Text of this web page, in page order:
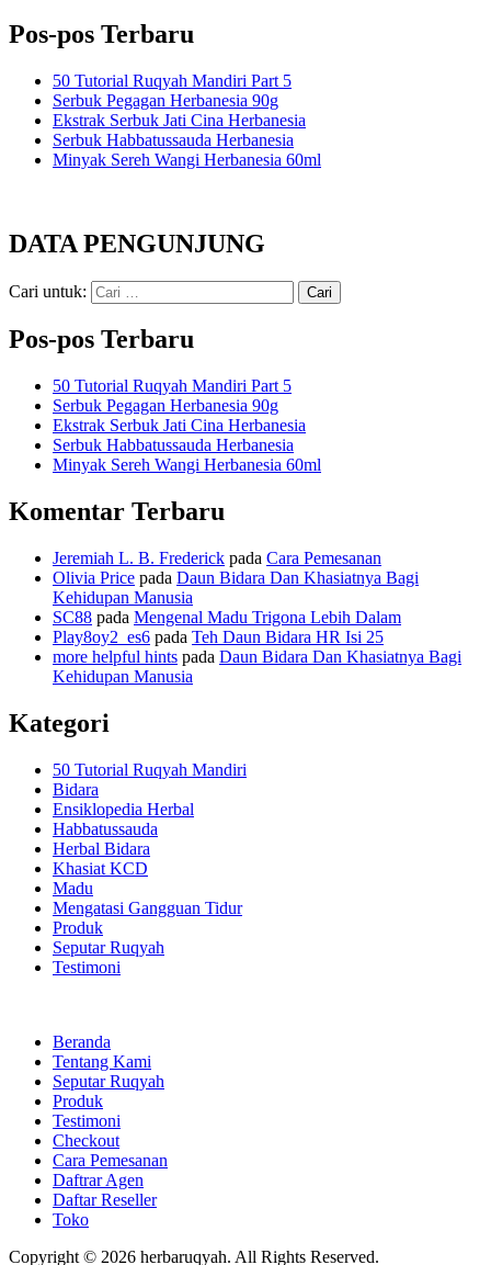
Pos-pos Terbaru
50 Tutorial Ruqyah Mandiri Part 5
Serbuk Pegagan Herbanesia 90g
Ekstrak Serbuk Jati Cina Herbanesia
Serbuk Habbatussauda Herbanesia
Minyak Sereh Wangi Herbanesia 60ml
DATA PENGUNJUNG
Cari untuk:
Pos-pos Terbaru
50 Tutorial Ruqyah Mandiri Part 5
Serbuk Pegagan Herbanesia 90g
Ekstrak Serbuk Jati Cina Herbanesia
Serbuk Habbatussauda Herbanesia
Minyak Sereh Wangi Herbanesia 60ml
Komentar Terbaru
Jeremiah L. B. Frederick pada Cara Pemesanan
Olivia Price pada Daun Bidara Dan Khasiatnya Bagi
Kehidupan Manusia
SC88 pada Mengenal Madu Trigona Lebih Dalam
Play8oy2_es6 pada Teh Daun Bidara HR Isi 25
more helpful hints pada Daun Bidara Dan Khasiatnya Bagi
Kehidupan Manusia
Kategori
50 Tutorial Ruqyah Mandiri
Bidara
Ensiklopedia Herbal
Habbatussauda
Herbal Bidara
Khasiat KCD
Madu
Mengatasi Gangguan Tidur
Produk
Seputar Ruqyah
Testimoni
Beranda
Tentang Kami
Seputar Ruqyah
Produk
Testimoni
Checkout
Cara Pemesanan
Daftrar Agen
Daftar Reseller
Toko
Copyright © 2026 herbaruqyah. All Rights Reserved.